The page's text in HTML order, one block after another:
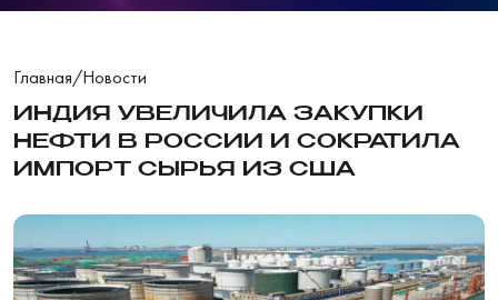
Главная/Новости
ИНДИЯ УВЕЛИЧИЛА ЗАКУПКИ
НЕФТИ В РОССИИ И СОКРАТИЛА
ИМПОРТ СЫРЬЯ ИЗ США